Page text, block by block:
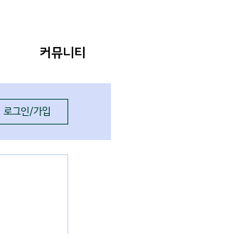
커뮤니티
로그인/가입